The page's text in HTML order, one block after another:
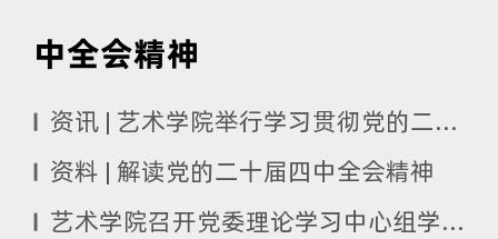
中全会精神
资讯 | 艺术学院举行学习贯彻党的二十届四中全会精神宣讲报告会
资料 | 解读党的二十届四中全会精神
艺术学院召开党委理论学习中心组学习（扩大）会传达学习党的二十届四中全会精神